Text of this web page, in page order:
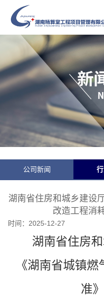
公司新闻
湖南省住房和城乡建设
改造工程消
时间： 2025-12-27
湖南省住房
《湖南省城镇
准